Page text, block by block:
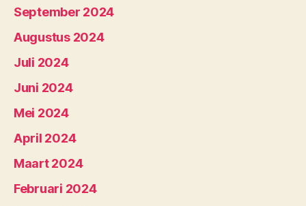
September 2024
Augustus 2024
Juli 2024
Juni 2024
Mei 2024
April 2024
Maart 2024
Februari 2024